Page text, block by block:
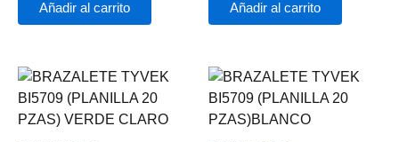
Añadir al carrito Añadir al carrito